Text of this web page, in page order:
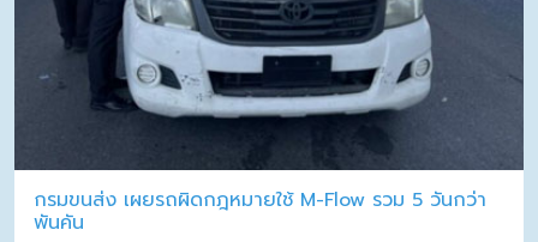
กรมขนส่ง เผยรถผิดกฎหมายใช้ M-Flow รวม 5 วันกว่า
พันคัน